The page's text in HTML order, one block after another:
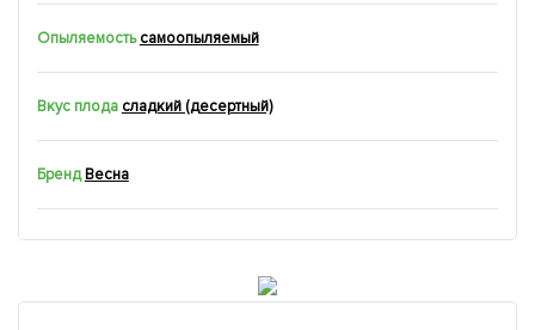
Опыляемость самоопыляемый
Вкус плода сладкий (десертный)
Бренд Весна